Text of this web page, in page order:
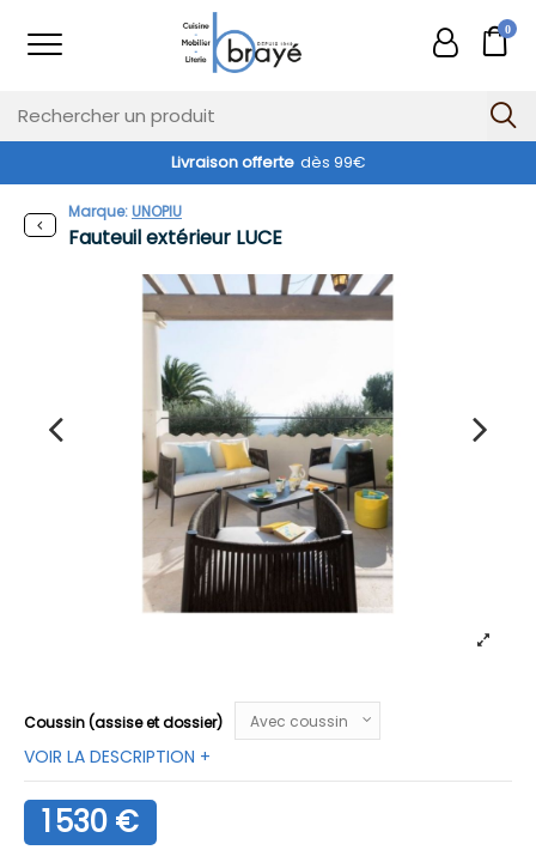
0
Livraison offerte dès 99€
Exclusivité web !
Fauteuil extérieur LUCE
Marque:UNOPIU
Coussin (assise et dossier)
VOIR LA DESCRIPTION +
1 530 €